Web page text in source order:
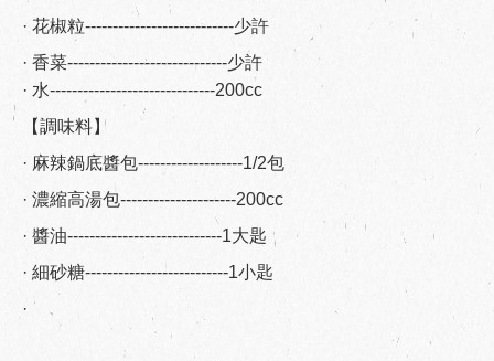
· 花椒粒---------------------------少許
· 香菜-----------------------------少許
· 水------------------------------200cc
【調味料】
· 麻辣鍋底醬包-------------------1/2包
· 濃縮高湯包---------------------200cc
· 醬油----------------------------1大匙
· 細砂糖--------------------------1小匙
·